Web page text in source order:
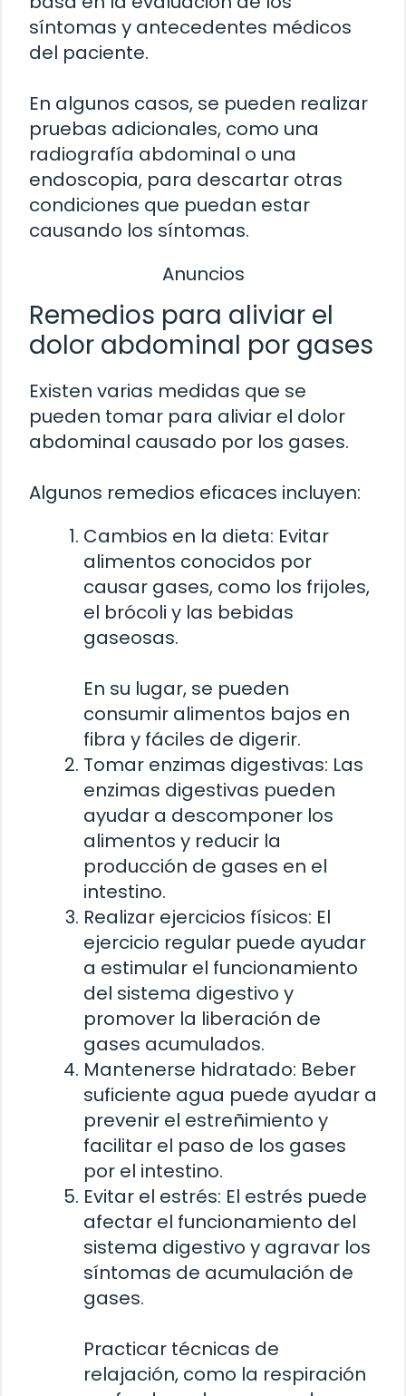
síntomas y antecedentes médicos
del paciente.
En algunos casos, se pueden realizar
pruebas adicionales, como una
radiografía abdominal o una
endoscopia, para descartar otras
condiciones que puedan estar
causando los síntomas.
Anuncios
Remedios para aliviar el
dolor abdominal por gases
Existen varias medidas que se
pueden tomar para aliviar el dolor
abdominal causado por los gases.
Algunos remedios eficaces incluyen:
Cambios en la dieta: Evitar
alimentos conocidos por
causar gases, como los frijoles,
el brócoli y las bebidas
gaseosas.
En su lugar, se pueden
consumir alimentos bajos en
fibra y fáciles de digerir.
Tomar enzimas digestivas: Las
enzimas digestivas pueden
ayudar a descomponer los
alimentos y reducir la
producción de gases en el
intestino.
Realizar ejercicios físicos: El
ejercicio regular puede ayudar
a estimular el funcionamiento
del sistema digestivo y
promover la liberación de
gases acumulados.
Mantenerse hidratado: Beber
suficiente agua puede ayudar a
prevenir el estreñimiento y
facilitar el paso de los gases
por el intestino.
Evitar el estrés: El estrés puede
afectar el funcionamiento del
sistema digestivo y agravar los
síntomas de acumulación de
gases.
Practicar técnicas de
relajación, como la respiración